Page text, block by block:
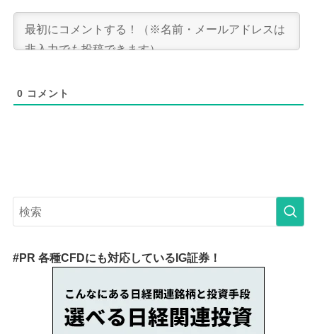
0 コメント
#PR 各種CFDにも対応しているIG証券！